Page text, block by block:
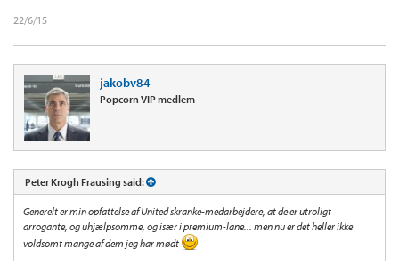
22/6/15
jakobv84
Popcorn VIP medlem
Peter Krogh Frausing said:
Generelt er min opfattelse af United skranke-medarbejdere, at de er utroligt
arrogante, og uhjælpsomme, og især i premium-lane... men nu er det heller ikke
voldsomt mange af dem jeg har mødt